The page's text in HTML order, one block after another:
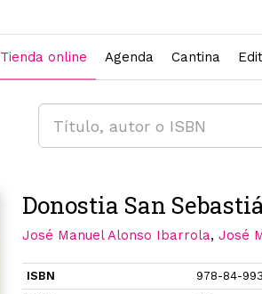
Tienda online Agenda Cantina
Donostia San
José Manuel Alonso Ibarrola,José
ISBN
978-84-